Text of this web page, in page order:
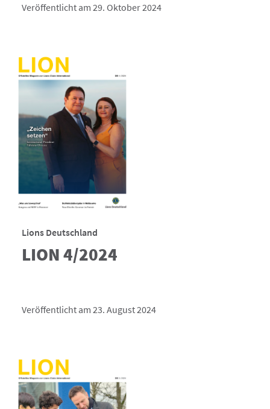
Veröffentlicht am 29. Oktober 2024
Lions Deutschland
LION 4/2024
Veröffentlicht am 23. August 2024